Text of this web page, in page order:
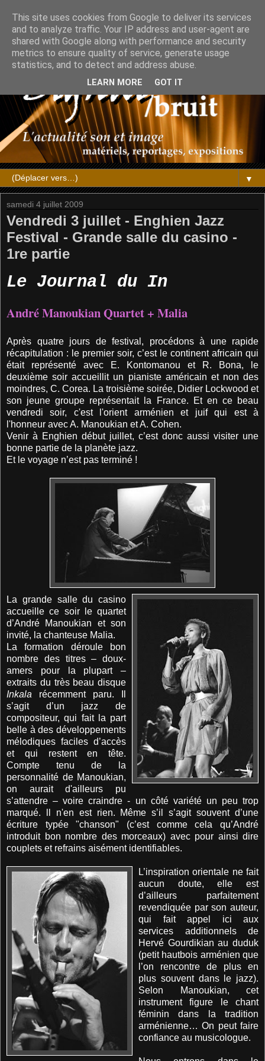
▼
samedi 4 juillet 2009
Vendredi 3 juillet - Enghien Jazz
Festival - Grande salle du casino -
1re partie
Le Journal du In
André Manoukian Quartet + Malia
Après quatre jours de festival, procédons à une rapide
récapitulation : le premier soir, c’est le continent africain qui
était représenté avec E. Kontomanou et R. Bona, le
deuxième soir accueillit un pianiste américain et non des
moindres, C. Corea. La troisième soirée, Didier Lockwood et
son jeune groupe représentait la France. Et en ce beau
vendredi soir, c'est l'orient arménien et juif qui est à
l'honneur avec A. Manoukian et A. Cohen.
Venir à Enghien début juillet, c’est donc aussi visiter une
bonne partie de la planète jazz.
Et le voyage n’est pas terminé !
La grande salle du casino
accueille ce soir le quartet
d’André Manoukian et son
invité, la chanteuse Malia.
La formation déroule bon
nombre des titres – doux-
amers pour la plupart –
extraits du très beau disque
Inkala récemment paru. Il
s’agit d’un jazz de
compositeur, qui fait la part
belle à des développements
mélodiques faciles d’accès
et qui restent en tête.
Compte tenu de la
personnalité de Manoukian,
on aurait d'ailleurs pu
s’attendre – voire craindre - un côté variété un peu trop
marqué. ll n'en est rien. Même s’il s’agit souvent d’une
écriture typée "chanson" (c’est comme cela qu’André
introduit bon nombre des morceaux) avec pour ainsi dire
couplets et refrains aisément identifiables.
L’inspiration orientale ne fait
aucun doute, elle est
d’ailleurs parfaitement
revendiquée par son auteur,
qui fait appel ici aux
services additionnels de
Hervé Gourdikian au duduk
(petit hautbois arménien que
l’on rencontre de plus en
plus souvent dans le jazz).
Selon Manoukian, cet
instrument figure le chant
féminin dans la tradition
arménienne… On peut faire
confiance au musicologue.
This site uses cookies from Google to deliver its services
and to analyze traffic. Your IP address and user-agent are
shared with Google along with performance and security
metrics to ensure quality of service, generate usage
statistics, and to detect and address abuse.
LEARN MORE GOT IT